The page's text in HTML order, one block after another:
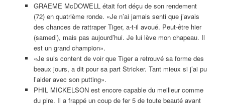
GRAEME McDOWELL était fort déçu de son rendement
(72) en quatrième ronde. «Je n’ai jamais senti que j’avais
des chances de rattraper Tiger, a-t-il avoué. Peut-être hier
(samedi), mais pas aujourd’hui. Je lui lève mon chapeau. Il
est un grand champion».
«Je suis content de voir que Tiger a retrouvé sa forme des
beaux jours, a dit pour sa part Stricker. Tant mieux si j’ai pu
l’aider avec son putting».
PHIL MICKELSON est encore capable du meilleur comme
du pire. Il a frappé un coup de fer 5 de toute beauté avant